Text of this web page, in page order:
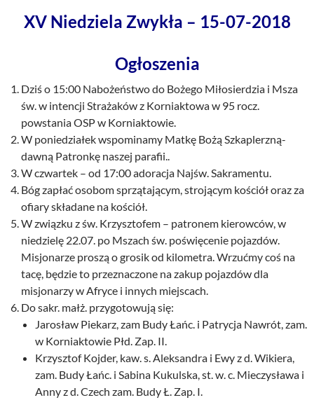
XV Niedziela Zwykła – 15-07-2018
Ogłoszenia
Dziś o 15:00 Nabożeństwo do Bożego Miłosierdzia i Msza
św. w intencji Strażaków z Korniaktowa w 95 rocz.
powstania OSP w Korniaktowie.
W poniedziałek wspominamy Matkę Bożą Szkaplerzną-
dawną Patronkę naszej parafii..
W czwartek – od 17:00 adoracja Najśw. Sakramentu.
Bóg zapłać osobom sprzątającym, strojącym kościół oraz za
ofiary składane na kościół.
W związku z św. Krzysztofem – patronem kierowców, w
niedzielę 22.07. po Mszach św. poświęcenie pojazdów.
Misjonarze proszą o grosik od kilometra. Wrzućmy coś na
tacę, będzie to przeznaczone na zakup pojazdów dla
misjonarzy w Afryce i innych miejscach.
Do sakr. małż. przygotowują się:
Jarosław Piekarz, zam Budy Łańc. i Patrycja Nawrót, zam.
w Korniaktowie Płd. Zap. II.
Krzysztof Kojder, kaw. s. Aleksandra i Ewy z d. Wikiera,
zam. Budy Łańc. i Sabina Kukulska, st. w. c. Mieczysława i
Anny z d. Czech zam. Budy Ł. Zap. I.